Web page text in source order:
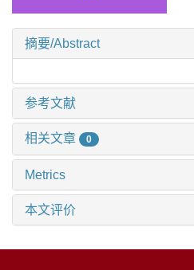
摘要/Abstract
参考文献
相关文章 0
Metrics
本文评价